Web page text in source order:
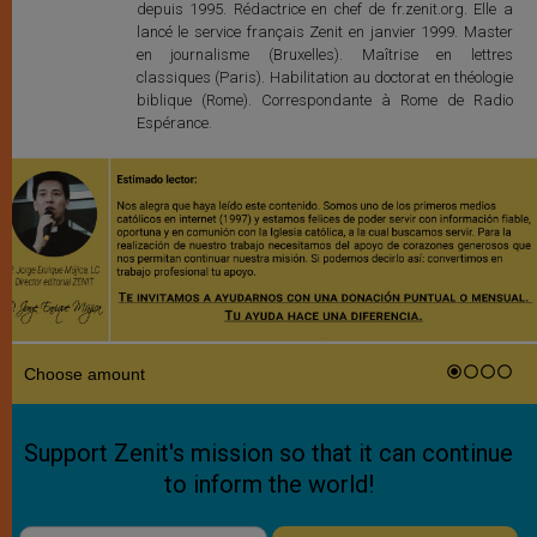
depuis 1995. Rédactrice en chef de fr.zenit.org. Elle a
lancé le service français Zenit en janvier 1999. Master
en journalisme (Bruxelles). Maîtrise en lettres
classiques (Paris). Habilitation au doctorat en théologie
biblique (Rome). Correspondante à Rome de Radio
Espérance.